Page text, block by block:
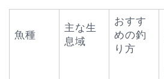
魚種
主な生
息域
おすす
めの釣
り方